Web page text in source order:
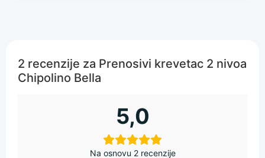
2 recenzije za Prenosivi krevetac 2 nivoa
Chipolino Bella
5,0
Na osnovu 2 recenzije